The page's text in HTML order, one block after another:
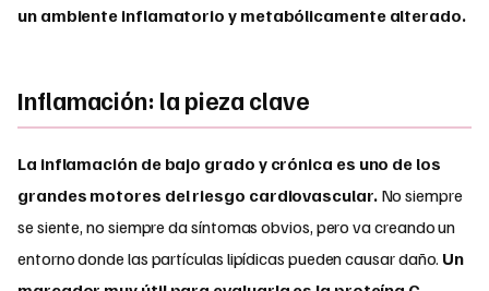
un ambiente inflamatorio y metabólicamente alterado.
Inflamación: la pieza clave
La inflamación de bajo grado y crónica es uno de los
grandes motores del riesgo cardiovascular.No siempre
se siente, no siempre da síntomas obvios, pero va creando un
entorno donde las partículas lipídicas pueden causar daño. Un